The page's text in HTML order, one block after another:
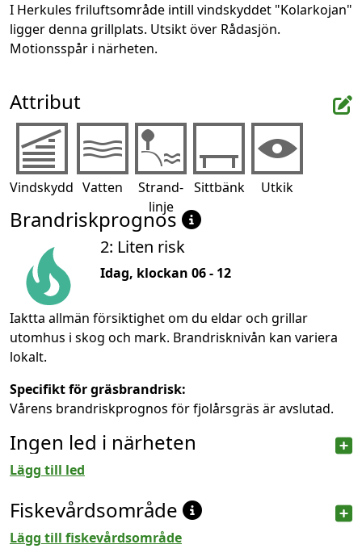
I Herkules friluftsområde intill vindskyddet "Kolarkojan"
ligger denna grillplats. Utsikt över Rådasjön.
Motionsspår i närheten.
Attribut
Vindskydd Vatten
Strand-
linje
Sittbänk Utkik
Brandriskprognos
2: Liten risk
Idag, klockan 06 - 12
Iaktta allmän försiktighet om du eldar och grillar
utomhus i skog och mark. Brandrisknivån kan variera
lokalt.
Specifikt för gräsbrandrisk:
Vårens brandriskprognos för fjolårsgräs är avslutad.
Ingen led i närheten
Lägg till led
Fiskevårdsområde
Lägg till fiskevårdsområde